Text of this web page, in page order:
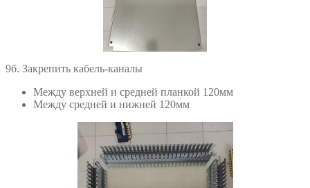
9б. Закрепить кабель-каналы
Между верхней и средней планкой 120мм
Между средней и нижней 120мм